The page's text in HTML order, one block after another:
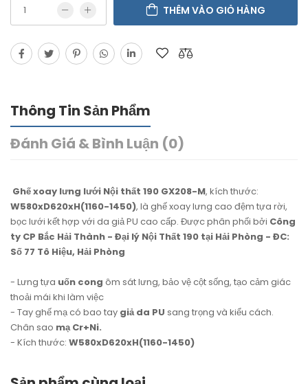
THÊM VÀO GIỎ HÀNG
Thông Tin Sản Phẩm
Đánh Giá & Bình Luận (0)
Ghế xoay lưng lưới Nội thất 190 GX208-M, kích thước:
W580xD620xH(1160-1450), là ghế xoay lưng cao đệm tựa rời,
bọc lưới kết hợp với da giả PU cao cấp. Được phân phối bởi Công
ty CP Bắc Hải Thành - Đại lý Nội Thất 190 tại Hải Phòng - ĐC:
Số 77 Tô Hiệu, Hải Phòng
- Lưng tựa uốn cong ôm sát lưng, bảo vệ cột sống, tạo cảm giác
thoải mái khi làm việc
- Tay ghế mạ có bao tay giả da PU sang trọng và kiểu cách.
Chân sao mạ Cr+Ni.
- Kích thước: W580xD620xH(1160-1450)